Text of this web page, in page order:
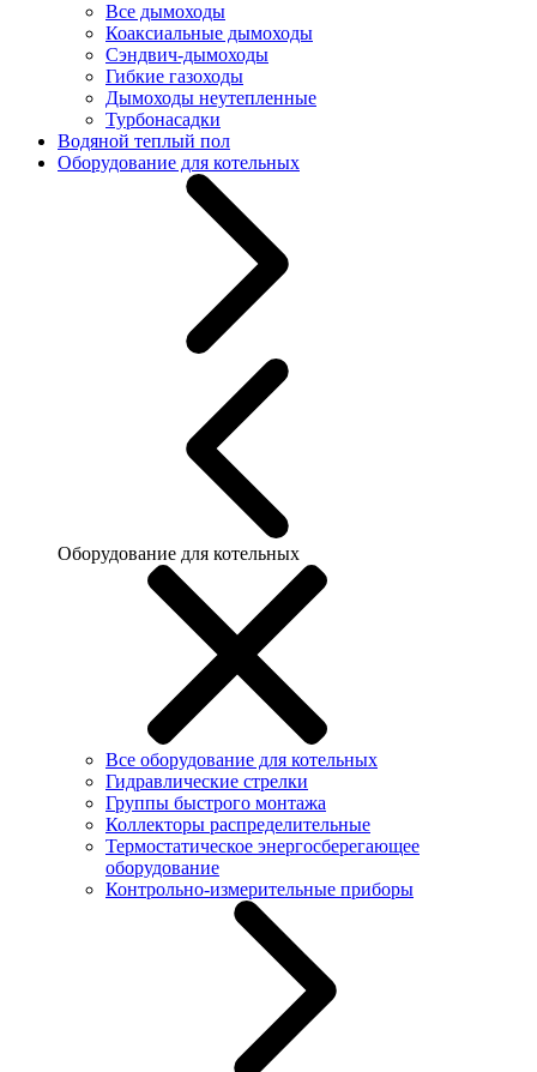
Все дымоходы
Коаксиальные дымоходы
Сэндвич-дымоходы
Гибкие газоходы
Дымоходы неутепленные
Турбонасадки
Водяной теплый пол
Оборудование для котельных
Оборудование для котельных
Все оборудование для котельных
Гидравлические стрелки
Группы быстрого монтажа
Коллекторы распределительные
Термостатическое энергосберегающее
оборудование
Контрольно-измерительные приборы